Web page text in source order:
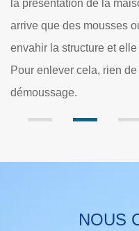
nécessaires pour les
peuvent se charger
s'occupe des
NOUS